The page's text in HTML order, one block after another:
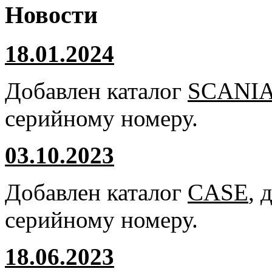
Новости
18.01.2024
Добавлен каталог
серийному номеру.
03.10.2023
Добавлен каталог CASE,
серийному номеру.
18.06.2023